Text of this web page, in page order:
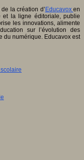
la création d’ Educavoxen
la ligne éditoriale, publie
les innovations, alimente
sur l’évolution des
du numérique. Educavox est